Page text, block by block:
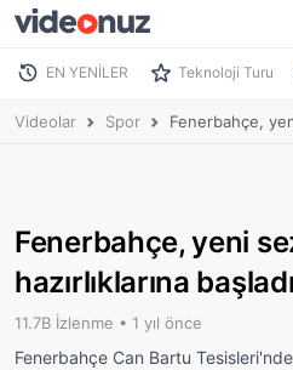
EN YENİLER Teknoloji Turu
Videolar Spor Fenerbahçe,
Fenerbahçe, yeni
hazırlıklarına başladı
11.7B İzlenme • 1 yıl önce
Fenerbahçe Can Bartu